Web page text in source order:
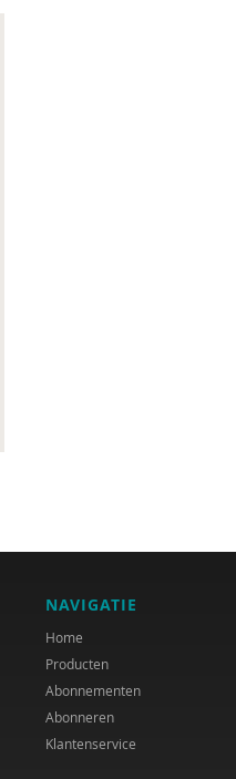
NAVIGATIE
Home
Producten
Abonnementen
Abonneren
Klantenservice